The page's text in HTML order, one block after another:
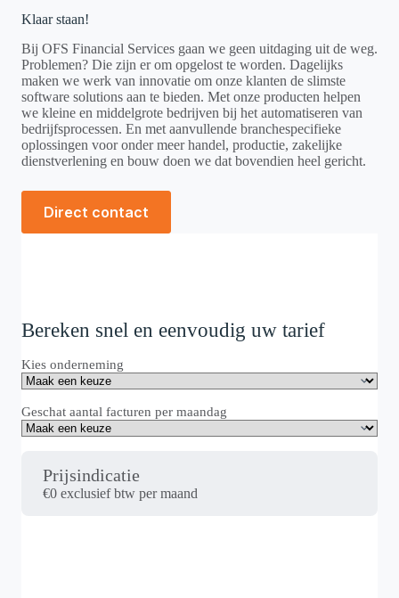
Klaar staan!
Bij OFS Financial Services gaan we geen uitdaging uit de weg.
Problemen? Die zijn er om opgelost te worden. Dagelijks
maken we werk van innovatie om onze klanten de slimste
software solutions aan te bieden. Met onze producten helpen
we kleine en middelgrote bedrijven bij het automatiseren van
bedrijfsprocessen. En met aanvullende branchespecifieke
oplossingen voor onder meer handel, productie, zakelijke
dienstverlening en bouw doen we dat bovendien heel gericht.
Direct contact
Bereken snel en eenvoudig uw tarief
Kies onderneming
Geschat aantal facturen per maandag
Prijsindicatie
€0 exclusief btw per maand